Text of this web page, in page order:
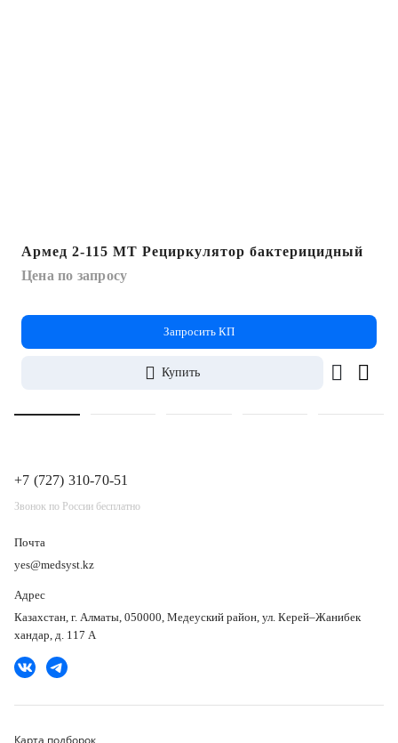
Армед 2-115 МТ Рециркулятор бактерицидный
Цена по запросу
Запросить КП
Купить
+7 (727) 310-70-51
Звонок по России бесплатно
Почта
yes@medsyst.kz
Адрес
Казахстан, г. Алматы, 050000, Медеуский район, ул. Керей–Жанибек
хандар, д. 117 А
Карта подборок